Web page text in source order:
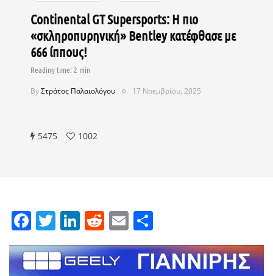
Continental GT Supersports: Η πιο
«σκληροπυρηνική» Bentley κατέφθασε με
666 ίππους!
ByΣτράτος Παλαιολόγου 17 Νοεμβρίου, 2025
5475 1002
Facebook
Twitter
LinkedIn
Reddit
Email